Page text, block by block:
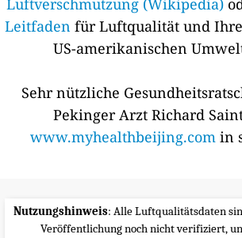
Luftverschmutzung (Wikipedia)
Leitfaden für Luftqualität und
US-amerikanischen
Sehr nützliche
Pekinger Arzt Richard
www.myhealthbeijing.comin
Nutzungshinweis: Alle Luftqualitätsdaten
Veröffentlichung noch nicht verifiziert,